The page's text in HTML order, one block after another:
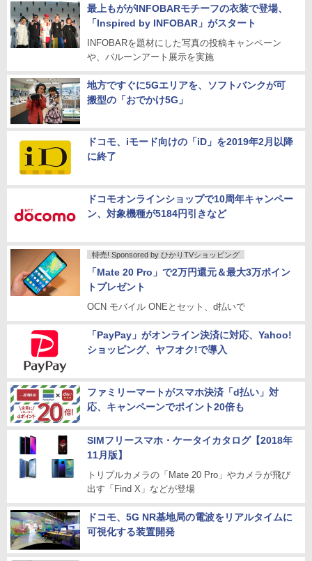
最上もががINFOBARモチーフの衣装で登場、
「Inspired by INFOBAR」がスタート
INFOBARを題材にした写真の投稿キャンペーン
や、バルーンアート展示を実施
地方ですぐに5Gエリアを、ソフトバンクが可
搬型の「おでかけ5G」
ドコモ、iモード向けの「iD」を2019年2月以降
に終了
ドコモオンラインショップで10周年キャンペー
ン、対象機種が5184円引きなど
特売! Sponsored by ひかりTVショッピング
「Mate 20 Pro」で2万円還元＆最大3万ポイン
トプレゼント
OCN モバイル ONEとセット、d払いで
「PayPay」がオンライン決済に対応、Yahoo!
ショッピング、ヤフオク!で導入
ファミリーマートがスマホ決済「d払い」対
応、キャンペーンでポイント20倍も
SIMフリースマホ・ケータイカタログ【2018年
11月版】
トリプルカメラの「Mate 20 Pro」やカメラが飛び
出す「Find X」などが登場
ドコモ、5G NR基地局の電波をリアルタイムに
可視化する装置開発